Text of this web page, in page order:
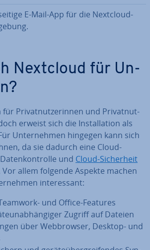
E-Mail-App für die Nextcloud-
Nextcloud für Un­
für Pri­vat­nut­ze­rin­nen und Pri­vat­nut­
erweist sich die In­stal­la­ti­on als
Un­ter­neh­men hingegen kann sich
da sie dadurch eine Cloud-
und Cloud-Si­cher­heit
allem folgende Aspekte machen
in­ter­es­sant:
und Office-Features
Zugriff auf Dateien
über Web­brow­ser, Desktop- und